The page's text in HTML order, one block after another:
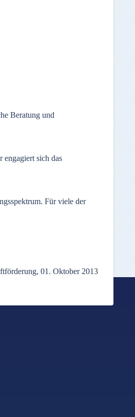
Beratung und
engagiert sich das
Für viele der
01. Oktober 2013